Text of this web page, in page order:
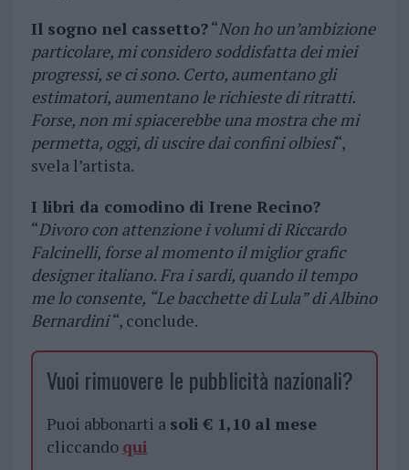
Il sogno nel cassetto?“Non ho un’ambizione
particolare, mi considero soddisfatta dei miei
progressi, se ci sono. Certo, aumentano gli
estimatori, aumentano le richieste di ritratti.
Forse, non mi spiacerebbe una mostra che mi
permetta, oggi, di uscire dai confini olbiesi“,
svela l’artista.
I libri da comodino di Irene Recino?
“Divoro con attenzione i volumi di Riccardo
Falcinelli, forse al momento il miglior grafic
designer italiano. Fra i sardi, quando il tempo
me lo consente, “Le bacchette di Lula” di Albino
Bernardini“, conclude.
Vuoi rimuovere le pubblicità nazionali?
Puoi abbonarti a soli € 1,10 al mese
cliccando qui